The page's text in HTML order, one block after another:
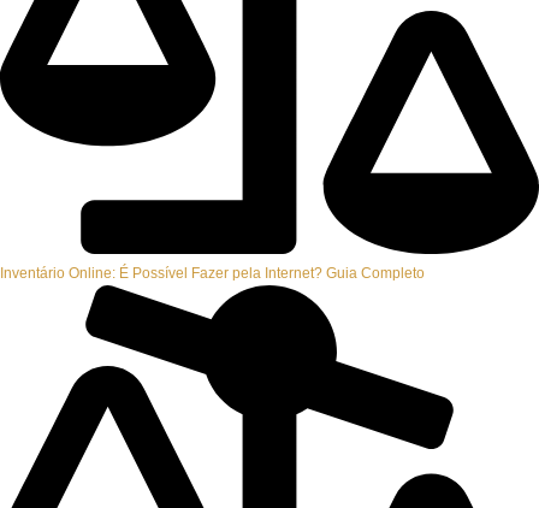
Inventário Online: É Possível Fazer pela Internet? Guia Completo